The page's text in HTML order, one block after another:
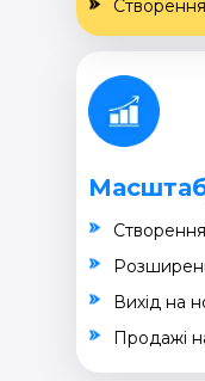
Вихід на
Продажі